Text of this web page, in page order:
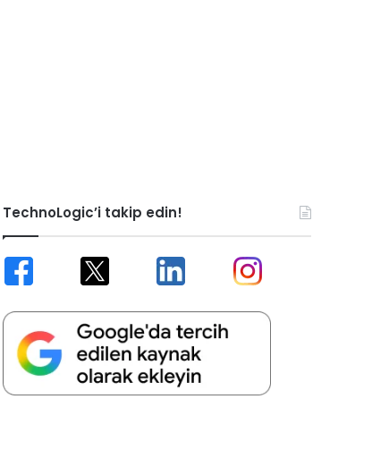
TechnoLogic’i takip edin!